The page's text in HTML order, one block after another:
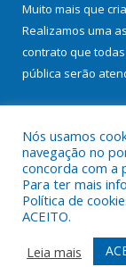
Muito mais que
Realizamos uma
contrato que
pública serão
Todos os
Mapa do Site
Nós usamos
navegação no
concorda com a
Para ter mais
Política de
ACEITO.
Leia mais